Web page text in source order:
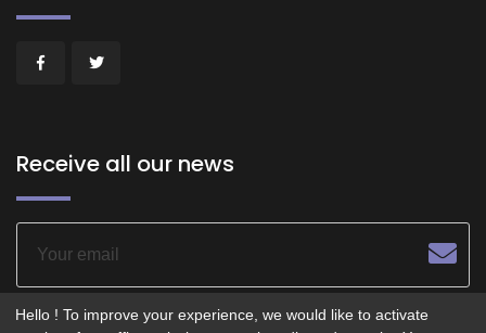
Receive all our news
Hello ! To improve your experience, we would like to activate